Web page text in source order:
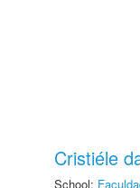
Cristiéle
School: